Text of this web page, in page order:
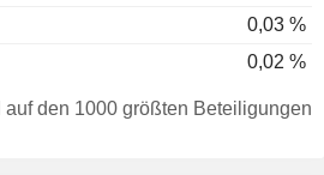
0,03 %
0,02 %
auf den 1000 größten Beteiligungen